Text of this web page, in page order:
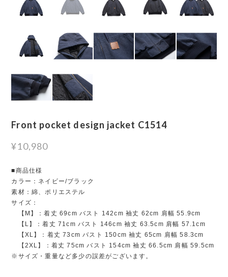
Front pocket design jacket C1514
¥10,980
■商品仕様
カラー：ネイビー/ブラック
素材：綿、ポリエステル
サイズ：
【M】：着丈 69cm バスト 142cm 袖丈 62cm 肩幅 55.9cm
【L】：着丈 71cm バスト 146cm 袖丈 63.5cm 肩幅 57.1cm
【XL】：着丈 73cm バスト 150cm 袖丈 65cm 肩幅 58.3cm
【2XL】：着丈 75cm バスト 154cm 袖丈 66.5cm 肩幅 59.5cm
※サイズ・重量など多少の誤差がございます。